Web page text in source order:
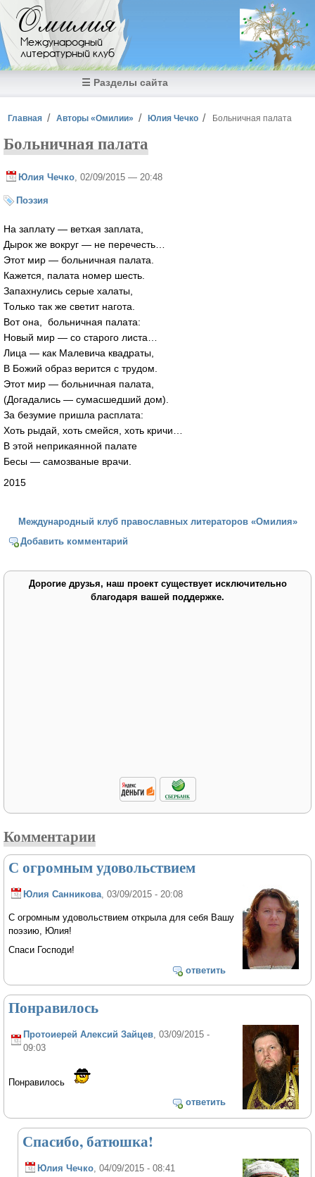
Перейти к основному содержанию
Омилия
Международный
литературный клуб
☰ Разделы сайта
Вы здесь
Главная Авторы «Омилии» Юлия Чечко Больничная палата
Больничная палата
Юлия Чечко , 02/09/2015 — 20:48
Поэзия
На заплату — ветхая заплата,
Дырок же вокруг — не перечесть…
Этот мир — больничная палата.
Кажется, палата номер шесть.
Запахнулись серые халаты,
Только так же светит нагота.
Вот она, больничная палата:
Новый мир — со старого листа…
Лица — как Малевича квадраты,
В Божий образ верится с трудом.
Этот мир — больничная палата,
(Догадались — сумасшедший дом).
За безумие пришла расплата:
Хоть рыдай, хоть смейся, хоть кричи…
В этой неприкаянной палате
Бесы — самозваные врачи.
2015
Международный клуб православных литераторов «Омилия»
Добавить комментарий
Дорогие друзья, наш проект существует исключительно
благодаря вашей поддержке.
Комментарии
С огромным удовольствием
Юлия Санникова, 03/09/2015 - 20:08
С огромным удовольствием открыла для себя Вашу
поэзию, Юлия!
Спаси Господи!
ответить
Понравилось
Протоиерей Алексий Зайцев , 03/09/2015 -
09:03
Понравилось
ответить
Спасибо, батюшка!
Юлия Чечко , 04/09/2015 - 08:41